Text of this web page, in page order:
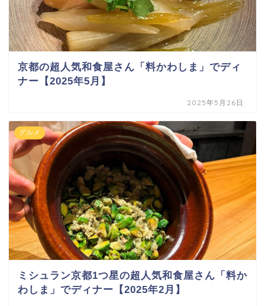
京都の超人気和食屋さん「料かわしま」でディ
ナー【2025年5月】
2025年5月26日
グルメ
ミシュラン京都1つ星の超人気和食屋さん「料か
わしま」でディナー【2025年2月】